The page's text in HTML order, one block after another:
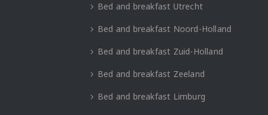
Bed and breakfast Utrecht
Bed and breakfast Noord-Holland
Bed and breakfast Zuid-Holland
Bed and breakfast Zeeland
Bed and breakfast Limburg